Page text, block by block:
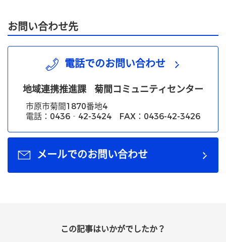
お問い合わせ先
電話でのお問い合わせ
地域連携推進課 菊間コミュニティセンター
市原市菊間1870番地4
電話：0436‐42-3424 FAX：0436-42-3426
メールでのお問い合わせ
この記事はいかがでしたか？